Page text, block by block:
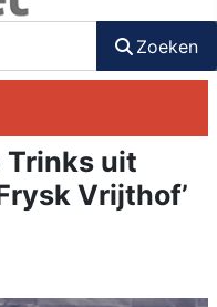
Zoeken
Trinks uit
Vrijthof’